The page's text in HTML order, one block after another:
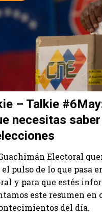
– Talkie
necesitas
Electoral
pulso de lo que pasa
y para que estés
este resumen en
del día.